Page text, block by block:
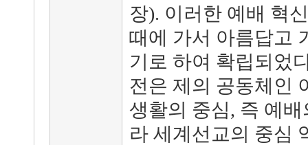
장). 이러한 예배 혁
때에 가서 아름답고
기로 하여 확립되었
전은 제의 공동체인
생활의 중심, 즉 예
라 세계선교의 중심